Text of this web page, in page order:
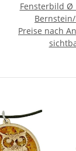
Fensterbild Ø
Preise nach